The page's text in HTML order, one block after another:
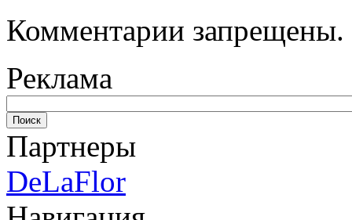
Комментарии запрещены.
Реклама
Партнеры
DeLaFlor